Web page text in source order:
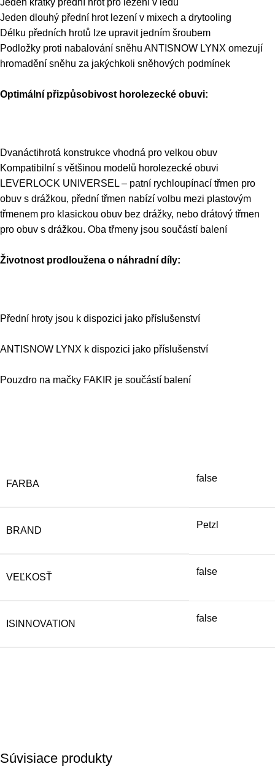
Jeden dlouhý přední hrot lezení v mixech a drytooling
Délku předních hrotů lze upravit jedním šroubem
Podložky proti nabalování sněhu ANTISNOW LYNX omezují
hromadění sněhu za jakýchkoli sněhových podmínek
Optimální přizpůsobivost horolezecké obuvi:
Dvanáctihrotá konstrukce vhodná pro velkou obuv
Kompatibilní s většinou modelů horolezecké obuvi
LEVERLOCK UNIVERSEL – patní rychloupínací třmen pro
obuv s drážkou, přední třmen nabízí volbu mezi plastovým
třmenem pro klasickou obuv bez drážky, nebo drátový třmen
pro obuv s drážkou. Oba třmeny jsou součástí balení
Životnost prodloužena o náhradní díly:
Přední hroty jsou k dispozici jako příslušenství
ANTISNOW LYNX k dispozici jako příslušenství
Pouzdro na mačky FAKIR je součástí balení
FARBA
false
BRAND
Petzl
VEĽKOSŤ
false
ISINNOVATION
false
Súvisiace produkty